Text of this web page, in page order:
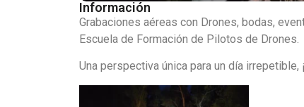
Información
Grabaciones aéreas con Drones, bodas,
Escuela de Formación de Pilotos de Drones.
Una perspectiva única para un día